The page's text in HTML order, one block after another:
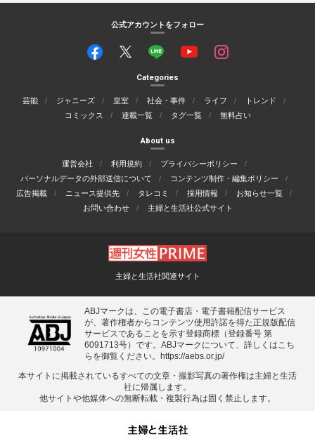
公式アカウントをフォロー
Categories
芸能 ジャニーズ 皇室 社会・事件 ライフ
トレンド
コミックス
連載一覧 タグ一覧 無料占い
About us
運営会社 利用規約
プライバシーポリシー
パーソナルデータの外部送信について
コンテンツ制作・編集ポリシー
広告掲載
ニュース提供先 タレコミ 採用情報
お知らせ一覧
お問い合わせ
主婦と生活社公式サイト
主婦と生活社関連サイト
ABJマークは、この電子書店・電子書籍配信サービス
が、著作権者からコンテンツ使用許諾を得た正規版配信
サービスであることを示す登録商標（登録番号 第
6091713号）です。ABJマークについて、詳しくはこち
らを御覧ください。 https://aebs.or.jp/
本サイトに掲載されているすべての⽂章・撮影写真の著作権は主婦と⽣活
社に帰属します。
他サイトや他媒体への無断転載・複製⾏為は固く禁⽌します。